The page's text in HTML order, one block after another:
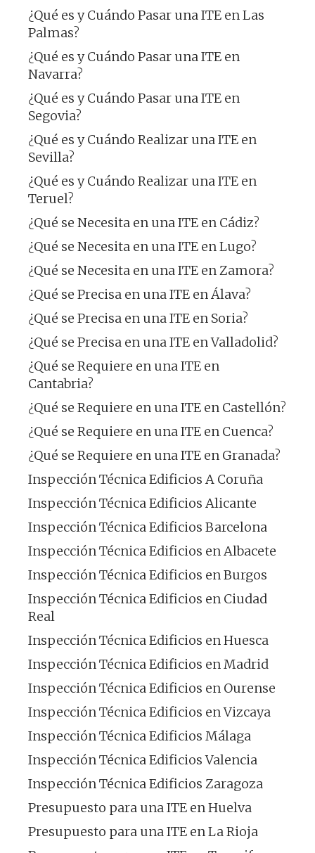
¿Qué es y Cuándo Pasar una ITE en Las
Palmas?
¿Qué es y Cuándo Pasar una ITE en
Navarra?
¿Qué es y Cuándo Pasar una ITE en
Segovia?
¿Qué es y Cuándo Realizar una ITE en
Sevilla?
¿Qué es y Cuándo Realizar una ITE en
Teruel?
¿Qué se Necesita en una ITE en Cádiz?
¿Qué se Necesita en una ITE en Lugo?
¿Qué se Necesita en una ITE en Zamora?
¿Qué se Precisa en una ITE en Álava?
¿Qué se Precisa en una ITE en Soria?
¿Qué se Precisa en una ITE en Valladolid?
¿Qué se Requiere en una ITE en
Cantabria?
¿Qué se Requiere en una ITE en Castellón?
¿Qué se Requiere en una ITE en Cuenca?
¿Qué se Requiere en una ITE en Granada?
Inspección Técnica Edificios A Coruña
Inspección Técnica Edificios Alicante
Inspección Técnica Edificios Barcelona
Inspección Técnica Edificios en Albacete
Inspección Técnica Edificios en Burgos
Inspección Técnica Edificios en Ciudad
Real
Inspección Técnica Edificios en Huesca
Inspección Técnica Edificios en Madrid
Inspección Técnica Edificios en Ourense
Inspección Técnica Edificios en Vizcaya
Inspección Técnica Edificios Málaga
Inspección Técnica Edificios Valencia
Inspección Técnica Edificios Zaragoza
Presupuesto para una ITE en Huelva
Presupuesto para una ITE en La Rioja